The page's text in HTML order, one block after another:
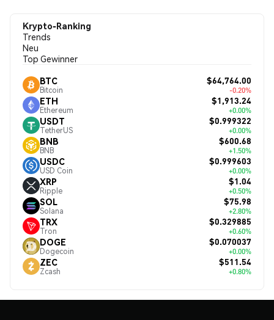
Krypto-Ranking
Trends
Neu
Top Gewinner
BTC
Bitcoin
$64,764.00
-0.20%
ETH
Ethereum
$1,913.24
+0.00%
USDT
TetherUS
$0.999322
+0.00%
BNB
BNB
$600.68
+1.50%
USDC
USD Coin
$0.999603
+0.00%
XRP
Ripple
$1.04
+0.50%
SOL
Solana
$75.98
+2.80%
TRX
Tron
$0.329885
+0.60%
DOGE
Dogecoin
$0.070037
+0.00%
ZEC
Zcash
$511.54
+0.80%